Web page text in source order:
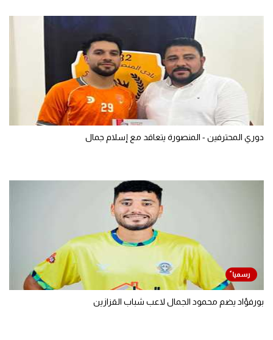
دوري المحترفين - المنصورة يتعاقد مع إسلام جمال
بورفؤاد يضم محمود الجمال لاعب شباب القزازين